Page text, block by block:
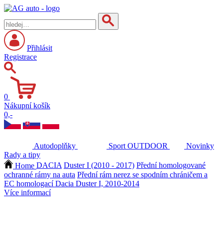
Přihlásit
Registrace
0
Nákupní košík
0,-
Autodoplňky Sport OUTDOOR
Novinky
Rady a tipy
Home DACIA Duster I (2010 - 2017) Přední homologované
ochranné rámy na auta Přední rám nerez se spodním chráničem a
EC homologací Dacia Duster I, 2010-2014
Více informací